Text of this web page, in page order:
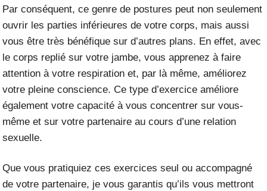
Par conséquent, ce genre de postures peut non seulement
ouvrir les parties inférieures de votre corps, mais aussi
vous être très bénéfique sur d’autres plans. En effet, avec
le corps replié sur votre jambe, vous apprenez à faire
attention à votre respiration et, par là même, améliorez
votre pleine conscience. Ce type d’exercice améliore
également votre capacité à vous concentrer sur vous-
même et sur votre partenaire au cours d’une relation
sexuelle.
Que vous pratiquiez ces exercices seul ou accompagné
de votre partenaire, je vous garantis qu’ils vous mettront